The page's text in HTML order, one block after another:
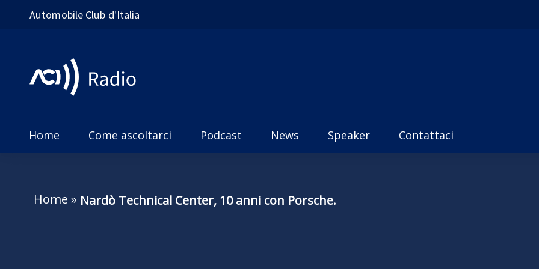
Automobile Club d'Italia
Home Come ascoltarci Podcast News Speaker Contattaci
Home » Nardò Technical Center, 10 anni con Porsche.